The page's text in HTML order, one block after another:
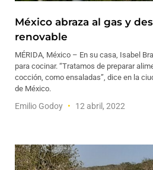
México abraza al gas y
renovable
MÉRIDA, México – En su casa, Isabel
para cocinar. “Tratamos de preparar
cocción, como ensaladas”, dice en la
de México.
Emilio Godoy 12 abril, 2022